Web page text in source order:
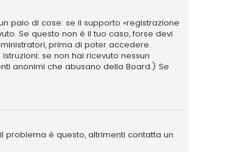
paio di cose: se il supporto «registrazione
Se questo non è il tuo caso, forse devi
prima di poter accedere.
se non hai ricevuto nessun
anonimi che abusano della Board.) Se
problema è questo, altrimenti contatta un